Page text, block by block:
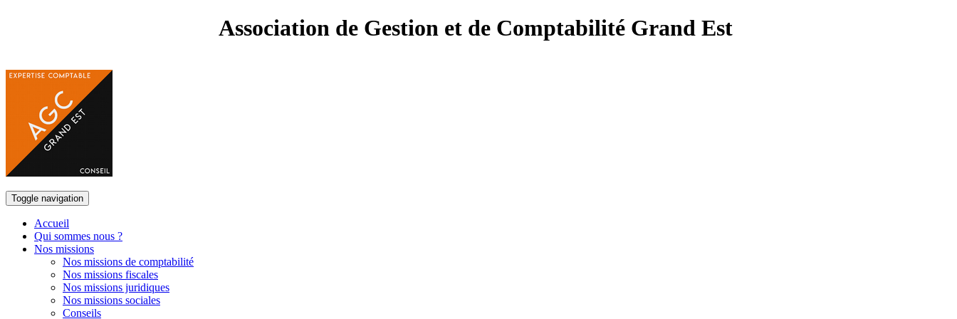
Association de Gestion et de Comptabilité Grand Est
Toggle navigation
Accueil
Qui sommes nous ?
Nos missions
Nos missions de comptabilité
Nos missions fiscales
Nos missions juridiques
Nos missions sociales
Conseils